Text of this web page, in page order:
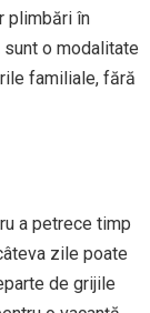
plimbări în
o modalitate
familiale, fără
a petrece timp
zile poate
de grijile